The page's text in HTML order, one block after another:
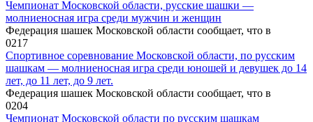
Чемпионат Московской области, русские шашки —
молниеносная игра среди мужчин и женщин
Федерация шашек Московской области сообщает, что в
0217
Спортивное соревнование Московской области, по русским
шашкам — молниеносная игра среди юношей и девушек до 14
лет, до 11 лет, до 9 лет.
Федерация шашек Московской области сообщает, что в
0204
Чемпионат Московской области по русским шашкам